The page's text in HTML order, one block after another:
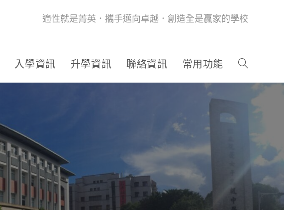
適性就是菁英．攜手邁向卓越．創造全是贏家的學校
入學資訊 升學資訊 聯絡資訊 常用功能